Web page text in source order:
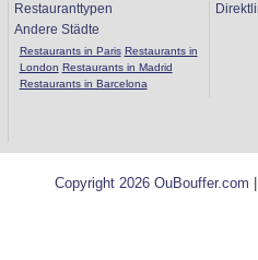
Restauranttypen
Andere Städte
Restaurants in Paris Restaurants in
London Restaurants in Madrid
Restaurants in Barcelona
Copyright 2026 OuBouffer.com